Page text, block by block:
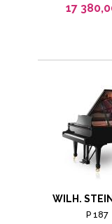
17
WILH.
P 187